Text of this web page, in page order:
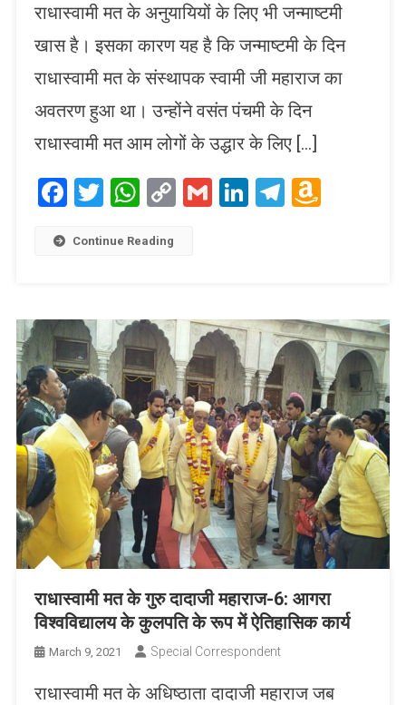
राधास्वामी मत के अनुयायियों के लिए भी जन्माष्टमी
खास है। इसका कारण यह है कि जन्माष्टमी के दिन
राधास्वामी मत के संस्थापक स्वामी जी महाराज का
अवतरण हुआ था। उन्होंने वसंत पंचमी के दिन
राधास्वामी मत आम लोगों के उद्धार के लिए […]
Facebook
Twitter
WhatsApp
CopyGmailLinkedIn
Telegram
Continue Reading
राधास्वामी मत के गुरु दादाजी महाराज-6: आगरा
विश्वविद्यालय के कुलपति के रूप में ऐतिहासिक कार्य
March 9, 2021 Special Correspondent
राधास्वामी मत के अधिष्ठाता दादाजी महाराज जब